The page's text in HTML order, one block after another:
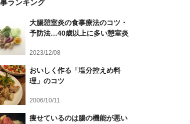
ランキング
大腸憩室炎の食事療法のコツ・
予防法…40歳以上に多い憩室炎
2023/12/08
おいしく作る「塩分控えめ料
理」のコツ
2006/10/11
痩せているのは腸の機能が悪い